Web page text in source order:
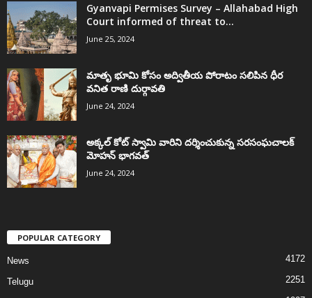
Gyanvapi Permises Survey – Allahabad High
Court informed of threat to...
June 25, 2024
మాతృ భూమి కోసం అద్వితీయ పోరాటం సలిపిన ధీర
వనిత రాణి దుర్గావతి
June 24, 2024
అక్కల్‌ కోట్‌ స్వామి వారిని దర్శించుకున్న సరసంఘచాలక్
మోహన్ భాగవత్
June 24, 2024
POPULAR CATEGORY
News 4172
Telugu 2251